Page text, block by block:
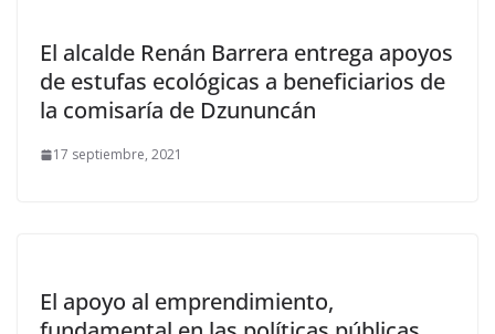
El alcalde Renán Barrera entrega apoyos
de estufas ecológicas a beneficiarios de
la comisaría de Dzununcán
17 septiembre, 2021
El apoyo al emprendimiento,